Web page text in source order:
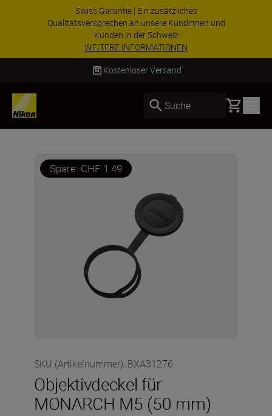
Swiss Garantie | Ein zusätzliches
Qualitätsversprechen an unsere Kundinnen und
Kunden in der Schweiz
WEITERE INFORMATIONEN
Kostenloser Versand
Suche Basket
Spare: CHF 1.49
SKU (Artikelnummer): BXA31276
Objektivdeckel für
MONARCH M5 (50 mm)